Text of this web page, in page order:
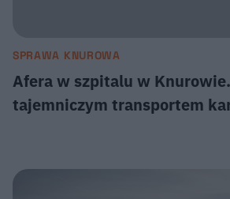
SPRAWA KNUROWA
Afera w szpitalu w
tajemniczym transportem